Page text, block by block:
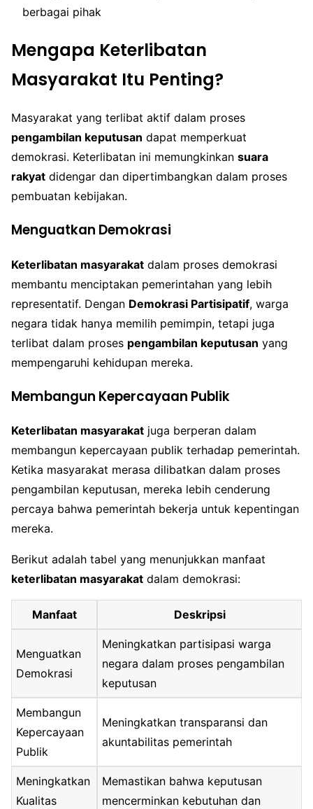
berbagai pihak
Mengapa Keterlibatan
Masyarakat Itu Penting?
Masyarakat yang terlibat aktif dalam proses
pengambilan keputusan dapat memperkuat
demokrasi. Keterlibatan ini memungkinkan suara
rakyat didengar dan dipertimbangkan dalam proses
pembuatan kebijakan.
Menguatkan Demokrasi
Keterlibatan masyarakat dalam proses demokrasi
membantu menciptakan pemerintahan yang lebih
representatif. Dengan Demokrasi Partisipatif, warga
negara tidak hanya memilih pemimpin, tetapi juga
terlibat dalam proses pengambilan keputusan yang
mempengaruhi kehidupan mereka.
Membangun Kepercayaan Publik
Keterlibatan masyarakat juga berperan dalam
membangun kepercayaan publik terhadap pemerintah.
Ketika masyarakat merasa dilibatkan dalam proses
pengambilan keputusan, mereka lebih cenderung
percaya bahwa pemerintah bekerja untuk kepentingan
mereka.
Berikut adalah tabel yang menunjukkan manfaat
keterlibatan masyarakat dalam demokrasi:
Manfaat Deskripsi
Menguatkan
Demokrasi
Meningkatkan partisipasi warga
negara dalam proses pengambilan
keputusan
Membangun
Kepercayaan
Publik
Meningkatkan transparansi dan
akuntabilitas pemerintah
Meningkatkan
Kualitas
Memastikan bahwa keputusan
mencerminkan kebutuhan dan